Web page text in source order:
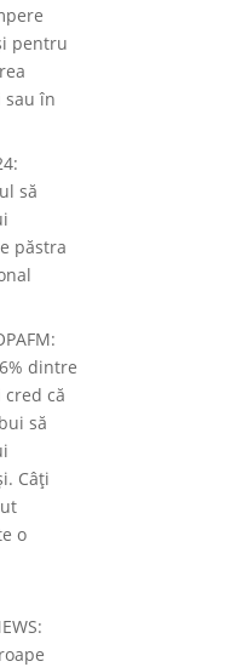
pentru
sau în
să
păstra
dintre
că
să
Câți
o